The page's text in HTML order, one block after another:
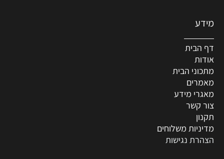
מידע
דף הבית
אודות
מתכוני הבית
מאמרים
מאגרי מידע
צור קשר
תקנון
מדיניות משלוחים
הצהרת נגישות